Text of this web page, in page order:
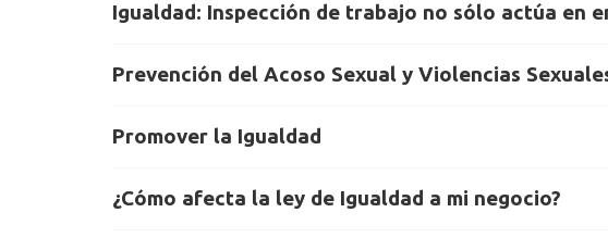
Igualdad: Inspección de trabajo no sólo actúa en
Prevención del Acoso Sexual y Violencias
Promover la Igualdad
¿Cómo afecta la ley de Igualdad a mi negocio?